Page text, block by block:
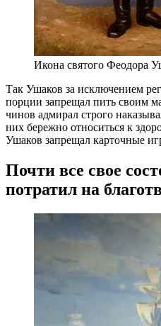
Икона святого Феодора
Так Ушаков за исключением
порции запрещал пить своим
чинов адмирал строго
них бережно относиться к
Ушаков запрещал карточные
Почти все свое
потратил на